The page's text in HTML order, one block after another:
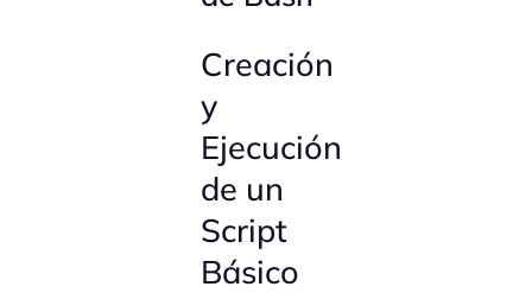
Creación
y
Ejecución
de un
Script
Básico